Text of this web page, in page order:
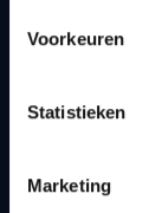
Voorkeuren
Statistieken
Marketing